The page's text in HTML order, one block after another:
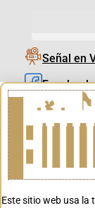
Señal en
Este sitio web usa la